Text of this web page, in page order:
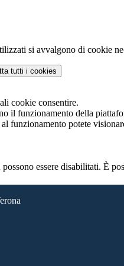
si avvalgono di cookie
tutti i cookies
cookie consentire.
il funzionamento della
funzionamento potete
essere disabilitati. È